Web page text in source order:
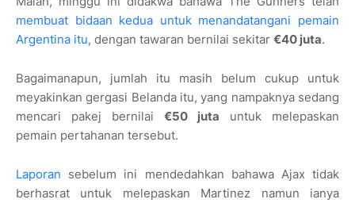
membuat bidaan kedua untuk menandatangani pemain
Argentina itu, dengan tawaran bernilai sekitar €40 juta.
Bagaimanapun, jumlah itu masih belum cukup untuk
meyakinkan gergasi Belanda itu, yang nampaknya sedang
mencari pakej bernilai €50 juta untuk melepaskan
pemain pertahanan tersebut.
Laporan sebelum ini mendedahkan bahawa Ajax tidak
berhasrat untuk melepaskan Martinez namun ianya